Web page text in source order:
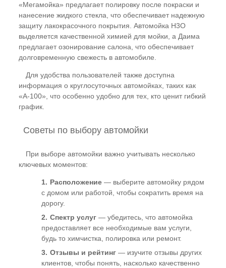
«Мегамойка» предлагает полировку после покраски и
нанесение жидкого стекла, что обеспечивает надежную
защиту лакокрасочного покрытия. Автомойка H3O
выделяется качественной химией для мойки, а Даима
предлагает озонирование салона, что обеспечивает
долговременную свежесть в автомобиле.
Для удобства пользователей также доступна
информация о круглосуточных автомойках, таких как
«А-100», что особенно удобно для тех, кто ценит гибкий
график.
Советы по выбору автомойки
При выборе автомойки важно учитывать несколько
ключевых моментов:
Расположение — выберите автомойку рядом
с домом или работой, чтобы сократить время на
дорогу.
Спектр услуг — убедитесь, что автомойка
предоставляет все необходимые вам услуги,
будь то химчистка, полировка или ремонт.
Отзывы и рейтинг — изучите отзывы других
клиентов, чтобы понять, насколько качественно